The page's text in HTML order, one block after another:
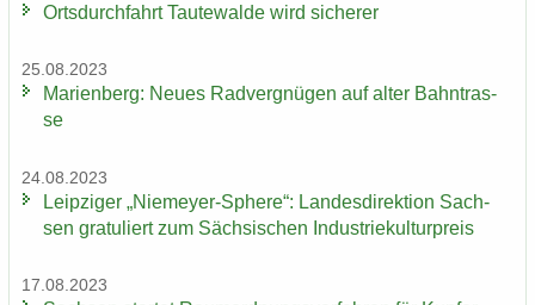
Orts­durch­fahrt Tau­te­wal­de wird si­che­rer
25.08.2023
Ma­ri­en­berg: Neues Rad­ver­gnü­gen auf alter Bahn­tras­
se
24.08.2023
Leip­zi­ger „Niemeyer-​Sphere“: Lan­des­di­rek­ti­on Sach­
sen gra­tu­liert zum Säch­si­schen In­dus­trie­kul­tur­preis
17.08.2023